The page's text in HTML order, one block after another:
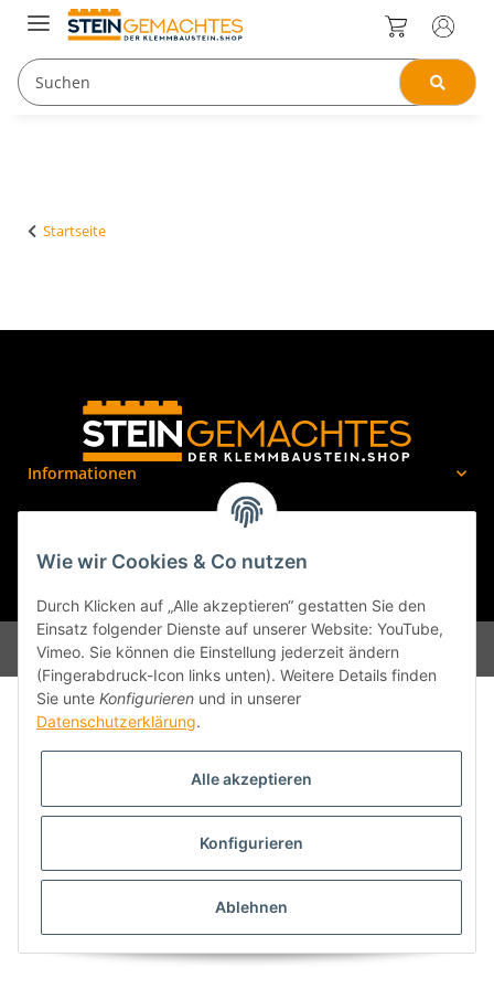
Startseite
Informationen
Powered byJTL-Shop
Wie wir Cookies & Co nutzen
Durch Klicken auf „Alle akzeptieren“ gestatten Sie den
Einsatz folgender Dienste auf unserer Website: YouTube,
Vimeo. Sie können die Einstellung jederzeit ändern
(Fingerabdruck-Icon links unten). Weitere Details finden
Sie unte Konfigurieren und in unserer
Datenschutzerklärung.
Alle akzeptieren
Konfigurieren
Ablehnen